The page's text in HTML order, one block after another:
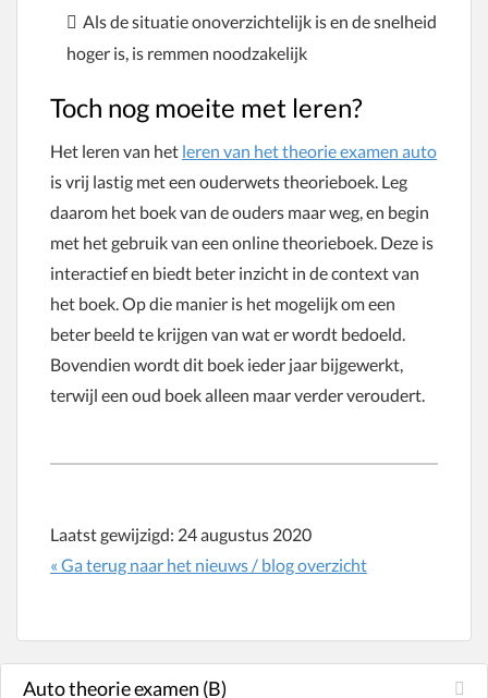
Als de situatie onoverzichtelijk is en de snelheid
hoger is, is remmen noodzakelijk
Toch nog moeite met leren?
Het leren van het leren van het theorie examen auto
is vrij lastig met een ouderwets theorieboek. Leg
daarom het boek van de ouders maar weg, en begin
met het gebruik van een online theorieboek. Deze is
interactief en biedt beter inzicht in de context van
het boek. Op die manier is het mogelijk om een
beter beeld te krijgen van wat er wordt bedoeld.
Bovendien wordt dit boek ieder jaar bijgewerkt,
terwijl een oud boek alleen maar verder veroudert.
Laatst gewijzigd: 24 augustus 2020
« Ga terug naar het nieuws / blog overzicht
Auto theorie examen (B)